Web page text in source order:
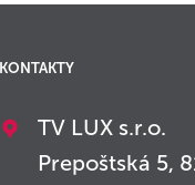
KONTAKTY
TV LUX s.r.o.
Prepoštská 5,